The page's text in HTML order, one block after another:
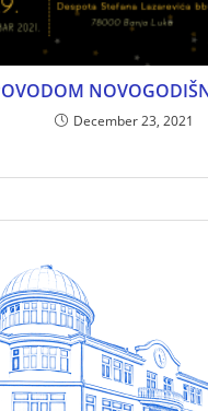
December 23, 2021